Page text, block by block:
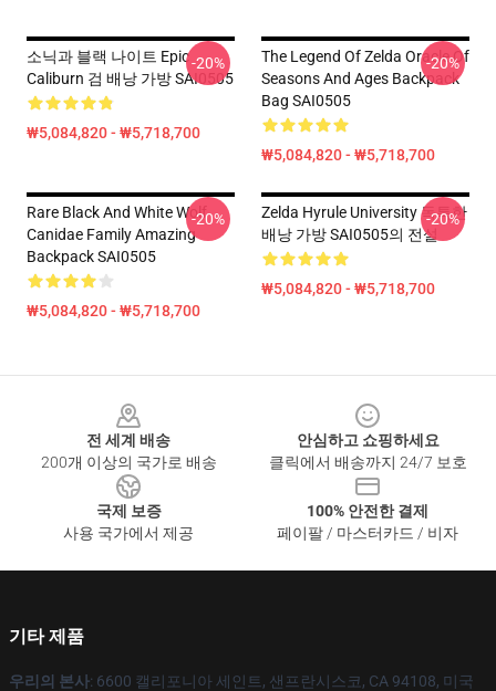
소닉과 블랙 나이트 Epic
Caliburn 검 배낭 가방 SAI0505
₩5,084,820 - ₩5,718,700
-20%
The Legend Of Zelda Oracle Of
Seasons And Ages Backpack
Bag SAI0505
₩5,084,820 - ₩5,718,700
-20%
Rare Black And White Wolf
Canidae Family Amazing
Backpack SAI0505
₩5,084,820 - ₩5,718,700
-20%
Zelda Hyrule University 독특한
배낭 가방 SAI0505의 전설
₩5,084,820 - ₩5,718,700
-20%
전 세계 배송
200개 이상의 국가로 배송
안심하고 쇼핑하세요
클릭에서 배송까지 24/7 보호
국제 보증
사용 국가에서 제공
100% 안전한 결제
페이팔 / 마스터카드 / 비자
기타 제품
우리의 본사: 6600 캘리포니아 세인트, 샌프란시스코, CA 94108, 미국